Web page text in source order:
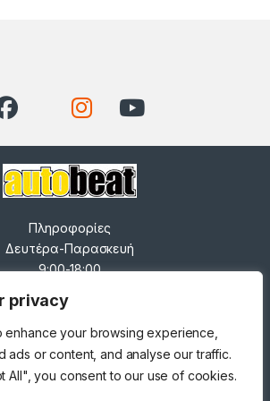
privacy
enhance your browsing experience,
ads or content, and analyse our traffic.
All", you consent to our use of cookies.
Πληροφορίες
Δευτέρα-Παρασκευή
9:00-18:00
-----
Παπανδρέου 82,
Κορδελιό 563 34